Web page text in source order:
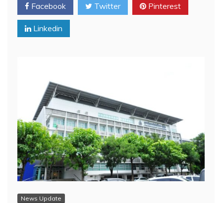
Facebook Twitter Pinterest
Linkedin
News Update